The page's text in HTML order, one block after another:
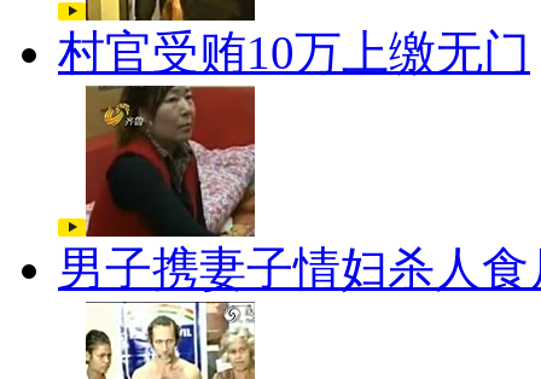
村官受贿10万上缴无门
男子携妻子情妇杀人食